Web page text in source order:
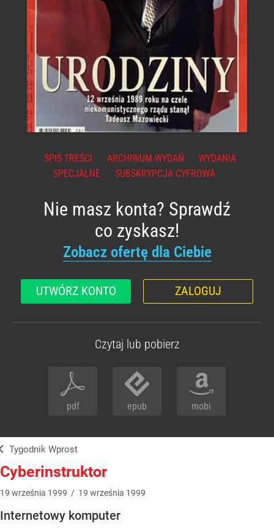
SPIS TREŚCI ARCHIWUM WYDAŃ
WYDANIA
SPECJALNE
SUBSKRYPCJA CYFROWA
Nie masz konta? Sprawdź
co zyskasz!
Zobacz ofertę dla Ciebie
UTWÓRZ KONTO ZALOGUJ
Czytaj lub pobierz
pdf epub mobi
Tygodnik Wprost
Cyberinstruktor
19 września 1999 / 19 września 1999
Internetowy komputer